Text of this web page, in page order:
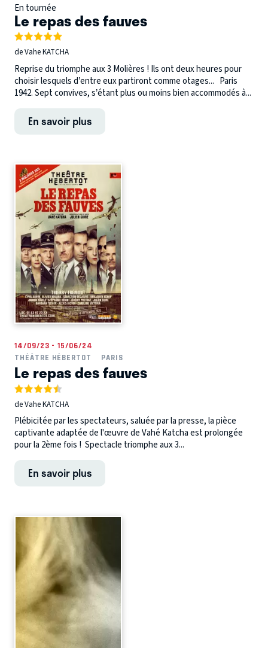
En tournée
Le repas des fauves
de Vahe KATCHA
Reprise du triomphe aux 3 Molières ! Ils ont deux heures pour
choisir lesquels d’entre eux partiront comme otages... Paris
1942. Sept convives, s’étant plus ou moins bien accommodés à...
En savoir plus
14/09/23 - 15/06/24
THÉÂTRE HÉBERTOT
PARIS
Le repas des fauves
de Vahe KATCHA
Plébicitée par les spectateurs, saluée par la presse, la pièce
captivante adaptée de l'œuvre de Vahé Katcha est prolongée
pour la 2ème fois ! Spectacle triomphe aux 3...
En savoir plus